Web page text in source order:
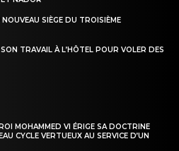
SIÈGE DU TROISIÈME
TRAVAIL À L’HÔTEL POUR VOLER DES
MOHAMMED VI ÉRIGE SA DOCTRINE
CYCLE VERTUEUX AU SERVICE D’UN